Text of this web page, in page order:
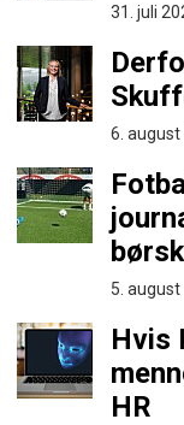
31. juli
6. august
5. august
Hvis
HR